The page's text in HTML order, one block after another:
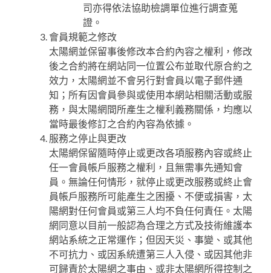
司亦得依法協助檢調單位進行調查蒐
證。
會員規範之修改
太陽網並保留事後修改本合約內容之權利，修改
後之合約將在網站同一位置公布並取代原合約之
效力，太陽網並不會另行對會員以電子郵件通
知；所有因會員參與或使用本網站相關活動或服
務，與太陽網間所產生之權利義務關係，均應以
當時最後修訂之合約內容為依據。
服務之停止與更改
太陽網保留隨時停止或更改各項服務內容或終止
任一會員帳戶服務之權利，且無需事先通知會
員。無論任何情形，就停止或更改服務或終止會
員帳戶服務所可能產生之困擾、不便或損害，太
陽網對任何會員或第三人均不負任何責任。太陽
網同意以目前一般認為合理之方式及技術維護本
網站系統之正常運作；但因天災、事變、或其他
不可抗力、或因系統遭第三人入侵、或因其他非
可歸責於太陽網之事由、或非太陽網所得控制之